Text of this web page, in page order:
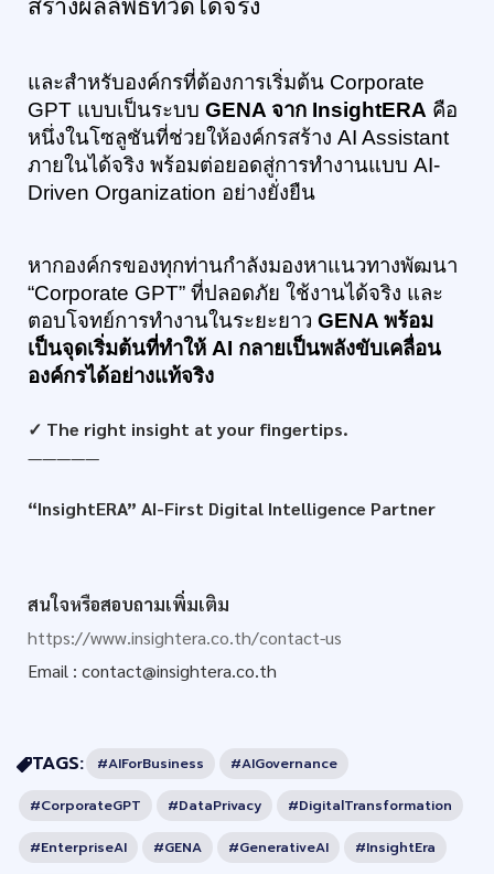
สร้างผลลัพธ์ที่วัดได้จริง
และสำหรับองค์กรที่ต้องการเริ่มต้น Corporate
GPT แบบเป็นระบบ GENA จาก InsightERA คือ
หนึ่งในโซลูชันที่ช่วยให้องค์กรสร้าง AI Assistant
ภายในได้จริง พร้อมต่อยอดสู่การทำงานแบบ AI-
Driven Organization อย่างยั่งยืน
หากองค์กรของทุกท่านกำลังมองหาแนวทางพัฒนา
“Corporate GPT” ที่ปลอดภัย ใช้งานได้จริง และ
ตอบโจทย์การทำงานในระยะยาว GENA พร้อม
เป็นจุดเริ่มต้นที่ทำให้ AI กลายเป็นพลังขับเคลื่อน
องค์กรได้อย่างแท้จริง
✓ The right insight at your fingertips.
—————
“InsightERA” AI-First Digital Intelligence Partner
สนใจหรือสอบถามเพิ่มเติม
https://www.insightera.co.th/contact-us
Email : contact@insightera.co.th
TAGS: #AIForBusiness #AIGovernance
#CorporateGPT #DataPrivacy #DigitalTransformation
#EnterpriseAI #GENA #GenerativeAI #InsightEra